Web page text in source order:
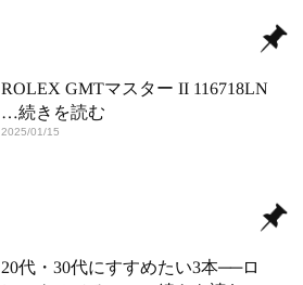
ROLEX GMTマスター II 116718LN
…続きを読む
2025/01/15
20代・30代にすすめたい3本──ロ